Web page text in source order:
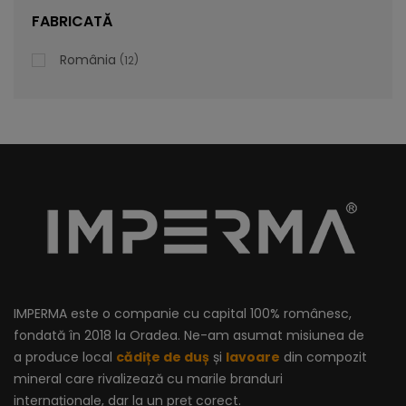
De la996,47
FABRICATĂ
România 12
IMPERMA este o companie cu capital 100% românesc,
fondată în 2018 la Oradea. Ne-am asumat misiunea de
a produce local cădițe de duș și lavoare din compozit
mineral care rivalizează cu marile branduri
internaționale, dar la un preț corect.